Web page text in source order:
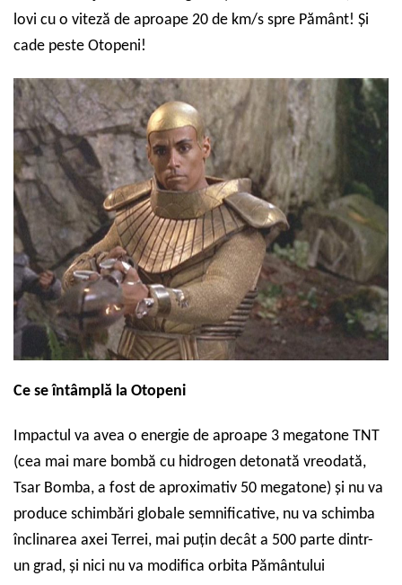
lovi cu o viteză de aproape 20 de km/s spre Pământ! Și
cade peste Otopeni!
Ce se întâmplă la Otopeni
Impactul va avea o energie de aproape 3 megatone TNT
(cea mai mare bombă cu hidrogen detonată vreodată,
Tsar Bomba, a fost de aproximativ 50 megatone) și nu va
produce schimbări globale semnificative, nu va schimba
înclinarea axei Terrei, mai puțin decât a 500 parte dintr-
un grad, și nici nu va modifica orbita Pământului